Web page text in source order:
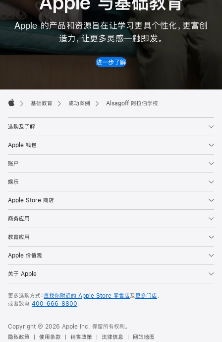
Apple 的产品和资源旨在让学习更具个性化，更富创
造力，让更多灵感一触即发。
进一步了解
Footer

基础教育 成功案例 Alsagoff 阿拉伯学校
选购及了解
Apple 钱包
账户
娱乐
Apple Store 商店
商务应用
教育应用
Apple 价值观
关于 Apple
更多选购方式：查找你附近的 Apple Store 零售店及更多门店，
或者致电 400-666-8800。
Copyright © 2026 Apple Inc. 保留所有权利。
隐私政策
使用条款 销售政策 法律信息 网站地图